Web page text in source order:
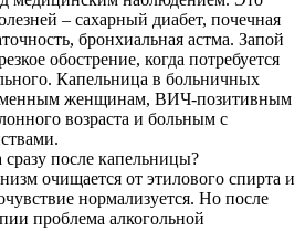
– сахарный диабет, почечная
бронхиальная астма. Запой
обострение, когда потребуется
Капельница в больничных
женщинам, ВИЧ-позитивным
возраста и больным с
после капельницы?
очищается от этилового спирта и
нормализуется. Но после
проблема алкогольной